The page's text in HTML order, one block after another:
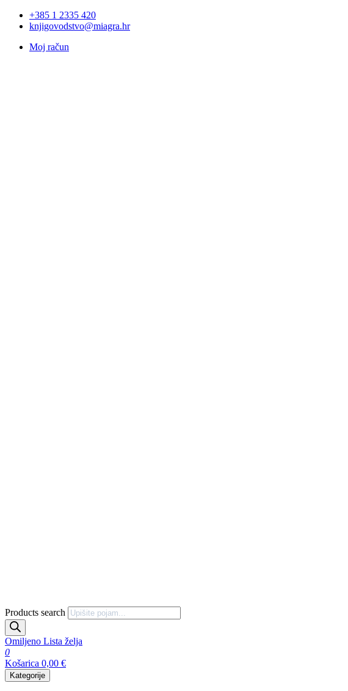
+385 1 2335 420
knjigovodstvo@miagra.hr
Moj račun
Products search
Omiljeno Lista želja
0
Košarica 0,00 €
Kategorije